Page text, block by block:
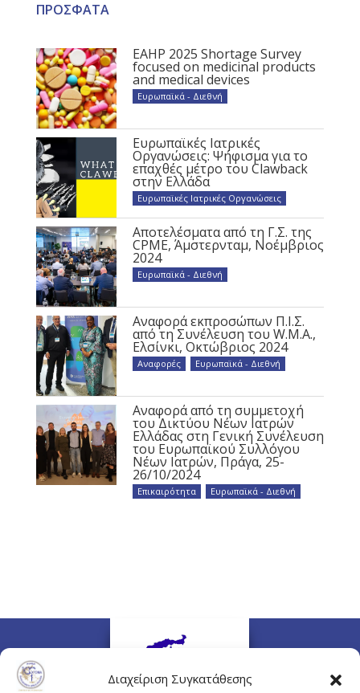
Διαχείριση Συγκατάθεσης
ΠΡΟΣΦΑΤΑ
EAHP 2025 Shortage Survey
focused on medicinal products
and medical devices
Ευρωπαϊκά - Διεθνή
Ευρωπαϊκές Ιατρικές
Οργανώσεις: Ψήφισμα για το
επαχθές μέτρο του Clawback
στην Ελλάδα
Ευρωπαϊκές Ιατρικές Οργανώσεις
Αποτελέσματα από τη Γ.Σ. της
CPME, Άμστερνταμ, Νοέμβριος
2024
Ευρωπαϊκά - Διεθνή
Αναφορά εκπροσώπων Π.Ι.Σ.
από τη Συνέλευση του W.M.A.,
Ελσίνκι, Οκτώβριος 2024
Αναφορές Ευρωπαϊκά - Διεθνή
Αναφορά από τη συμμετοχή
του Δικτύου Νέων Ιατρών
Ελλάδας στη Γενική Συνέλευση
του Ευρωπαϊκού Συλλόγου
Νέων Ιατρών, Πράγα, 25-
26/10/2024
Επικαιρότητα Ευρωπαϊκά - Διεθνή